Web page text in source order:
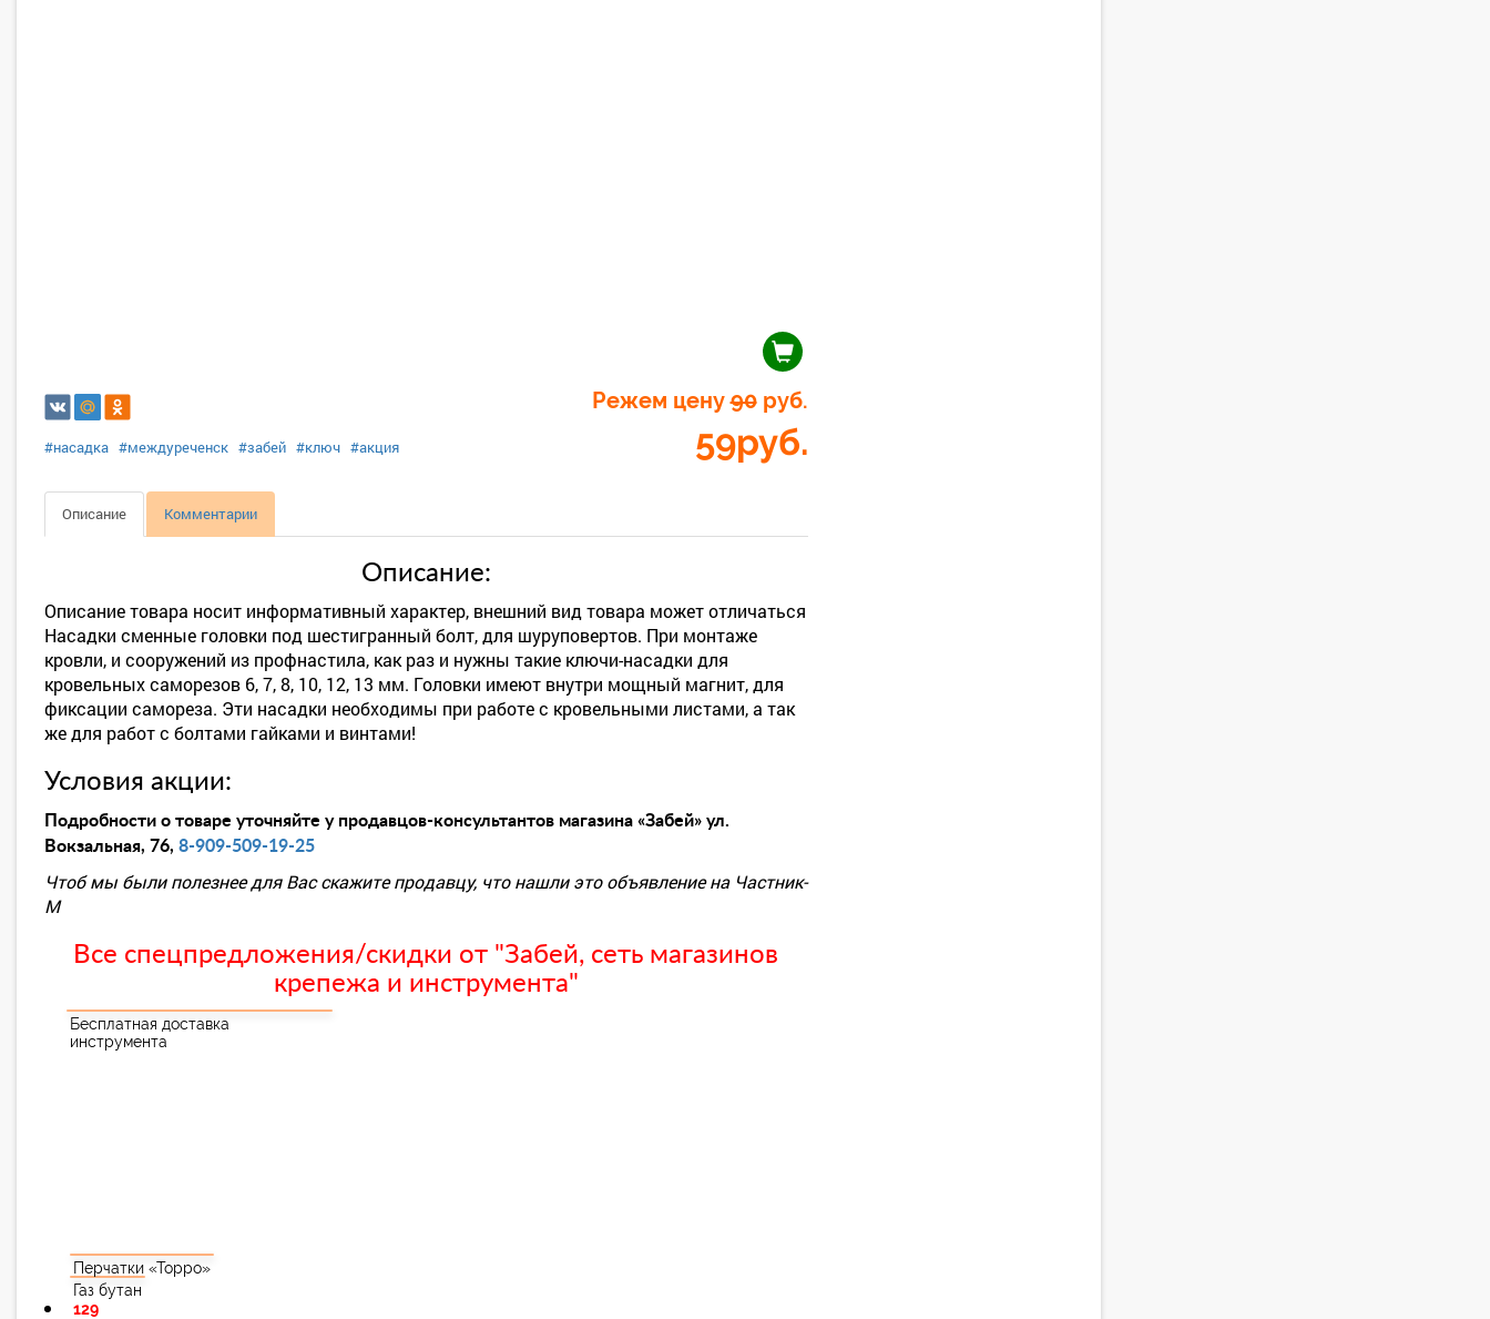
Режем цену90руб.
59руб.
#насадка #междуреченск #забей #ключ #акция
Описание Комментарии
Описание:
Описание товара носит информативный характер, внешний вид товара может отличаться
Насадки сменные головки под шестигранный болт, для шуруповертов. При монтаже
кровли, и сооружений из профнастила, как раз и нужны такие ключи-насадки для
кровельных саморезов 6, 7, 8, 10, 12, 13 мм. Головки имеют внутри мощный магнит, для
фиксации самореза. Эти насадки необходимы при работе с кровельными листами, а так
же для работ с болтами гайками и винтами!
Условия акции:
Подробности о товаре уточняйте у продавцов-консультантов магазина «Забей» ул.
Вокзальная, 76, 8-909-509-19-25
Чтоб мы были полезнее для Вас скажите продавцу, что нашли это объявление на Частник-
М
Все спецпредложения/скидки от "Забей, сеть магазинов
крепежа и инструмента"
Бесплатная доставка
инструмента
Перчатки «Торро»
129
Газ бутан